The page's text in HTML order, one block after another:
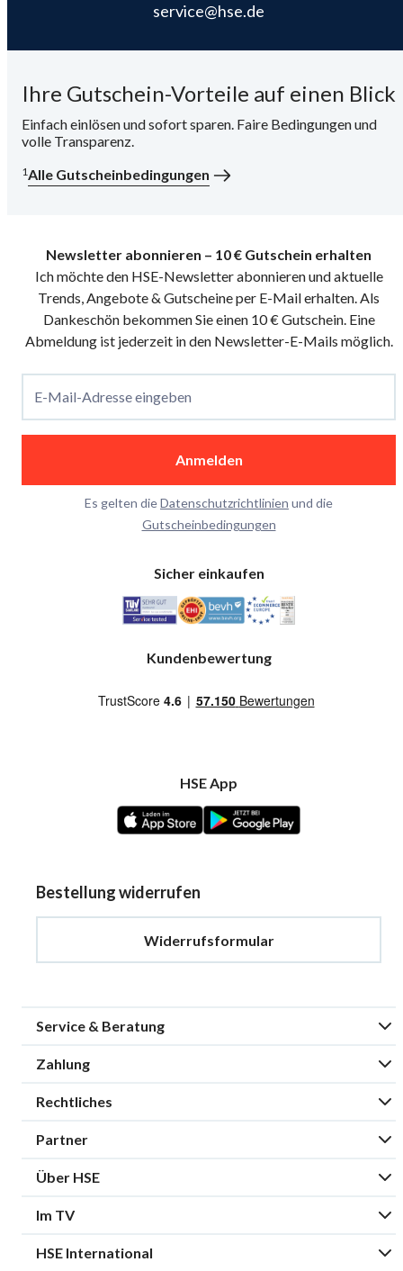
service@hse.de
Ihre Gutschein-Vorteile auf einen Blick
Einfach einlösen und sofort sparen. Faire Bedingungen und
volle Transparenz.
1Alle Gutscheinbedingungen
Newsletter abonnieren – 10 € Gutschein erhalten
Ich möchte den HSE-Newsletter abonnieren und aktuelle
Trends, Angebote & Gutscheine per E-Mail erhalten. Als
Dankeschön bekommen Sie einen 10 € Gutschein. Eine
Abmeldung ist jederzeit in den Newsletter-E-Mails möglich.
E-Mail-Adresse eingeben
Anmelden
Es gelten dieDatenschutzrichtlinien und die
Gutscheinbedingungen
Sicher einkaufen
Kundenbewertung
HSE App
Bestellung widerrufen
Widerrufsformular
Service & Beratung
Zahlung
Rechtliches
Partner
Über HSE
Im TV
HSE International